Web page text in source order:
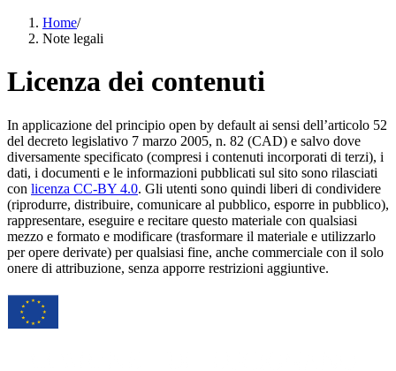
Home/
Note legali
Licenza dei contenuti
In applicazione del principio open by default ai sensi dell’articolo 52
del decreto legislativo 7 marzo 2005, n. 82 (CAD) e salvo dove
diversamente specificato (compresi i contenuti incorporati di terzi), i
dati, i documenti e le informazioni pubblicati sul sito sono rilasciati
con licenza CC-BY 4.0. Gli utenti sono quindi liberi di condividere
(riprodurre, distribuire, comunicare al pubblico, esporre in pubblico),
rappresentare, eseguire e recitare questo materiale con qualsiasi
mezzo e formato e modificare (trasformare il materiale e utilizzarlo
per opere derivate) per qualsiasi fine, anche commerciale con il solo
onere di attribuzione, senza apporre restrizioni aggiuntive.